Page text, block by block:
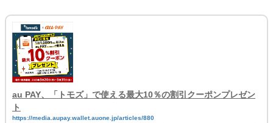
au PAY、「トモズ」で使える最大10％の割引クーポンプレゼン
ト
https://media.aupay.wallet.auone.jp/articles/880